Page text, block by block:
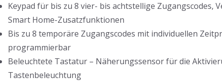
Keypad für bis zu 8 vier- bis achtstellige Zugangscodes,
Smart Home-Zusatzfunktionen
Bis zu 8 temporäre Zugangscodes mit individuellen
programmierbar
Beleuchtete Tastatur – Näherungssensor für die
Tastenbeleuchtung